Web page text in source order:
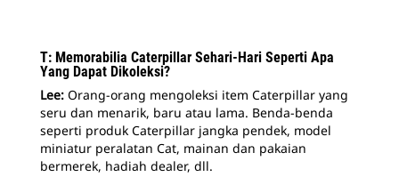
T: Memorabilia Caterpillar Sehari-Hari Seperti Apa
Yang Dapat Dikoleksi?
Lee: Orang-orang mengoleksi item Caterpillar yang
seru dan menarik, baru atau lama. Benda-benda
seperti produk Caterpillar jangka pendek, model
miniatur peralatan Cat, mainan dan pakaian
bermerek, hadiah dealer, dll.